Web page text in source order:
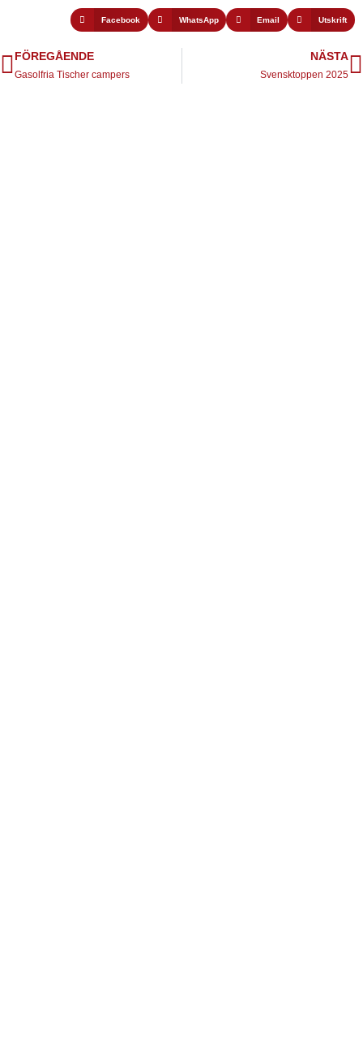
Facebook WhatsApp Email Utskrift
FÖREGÅENDE
Gasolfria Tischer campers
NÄSTA
Svensktoppen 2025